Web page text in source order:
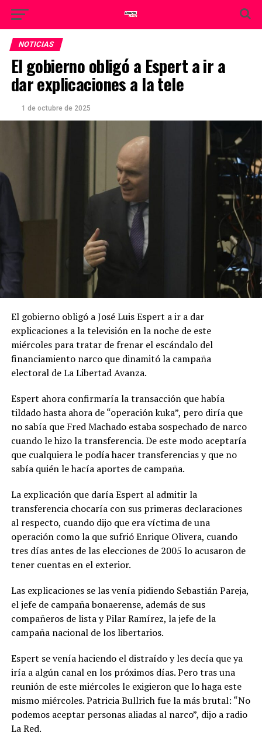
NOTICIAS
El gobierno obligó a Espert a ir a
dar explicaciones a la tele
1 de octubre de 2025
El gobierno obligó a José Luis Espert a ir a dar
explicaciones a la televisión en la noche de este
miércoles para tratar de frenar el escándalo del
financiamiento narco que dinamitó la campaña
electoral de La Libertad Avanza.
Espert ahora confirmaría la transacción que había
tildado hasta ahora de “operación kuka”, pero diría que
no sabía que Fred Machado estaba sospechado de narco
cuando le hizo la transferencia. De este modo aceptaría
que cualquiera le podía hacer transferencias y que no
sabía quién le hacía aportes de campaña.
La explicación que daría Espert al admitir la
transferencia chocaría con sus primeras declaraciones
al respecto, cuando dijo que era víctima de una
operación como la que sufrió Enrique Olivera, cuando
tres días antes de las elecciones de 2005 lo acusaron de
tener cuentas en el exterior.
Las explicaciones se las venía pidiendo Sebastián Pareja,
el jefe de campaña bonaerense, además de sus
compañeros de lista y Pilar Ramírez, la jefe de la
campaña nacional de los libertarios.
Espert se venía haciendo el distraído y les decía que ya
iría a algún canal en los próximos días. Pero tras una
reunión de este miércoles le exigieron que lo haga este
mismo miércoles. Patricia Bullrich fue la más brutal: “No
podemos aceptar personas aliadas al narco”, dijo a radio
La Red.